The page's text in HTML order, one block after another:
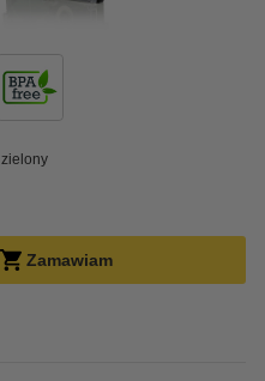
zielony
Zamawiam